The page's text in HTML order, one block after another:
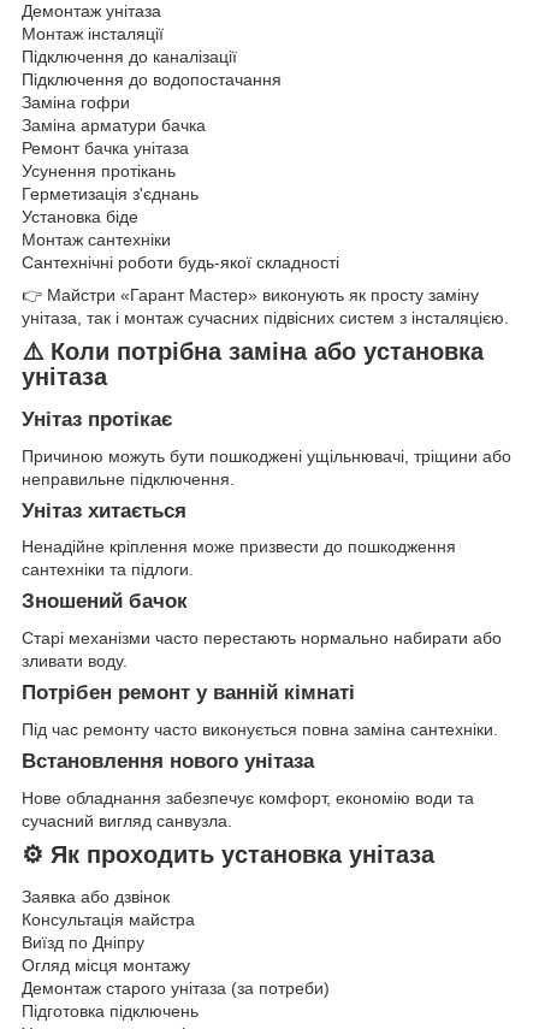
Демонтаж унітаза
Монтаж інсталяції
Підключення до каналізації
Підключення до водопостачання
Заміна гофри
Заміна арматури бачка
Ремонт бачка унітаза
Усунення протікань
Герметизація з'єднань
Установка біде
Монтаж сантехніки
Сантехнічні роботи будь-якої складності
👉 Майстри «Гарант Мастер» виконують як просту заміну
унітаза, так і монтаж сучасних підвісних систем з інсталяцією.
⚠️ Коли потрібна заміна або установка
унітаза
Унітаз протікає
Причиною можуть бути пошкоджені ущільнювачі, тріщини або
неправильне підключення.
Унітаз хитається
Ненадійне кріплення може призвести до пошкодження
сантехніки та підлоги.
Зношений бачок
Старі механізми часто перестають нормально набирати або
зливати воду.
Потрібен ремонт у ванній кімнаті
Під час ремонту часто виконується повна заміна сантехніки.
Встановлення нового унітаза
Нове обладнання забезпечує комфорт, економію води та
сучасний вигляд санвузла.
⚙️ Як проходить установка унітаза
Заявка або дзвінок
Консультація майстра
Виїзд по Дніпру
Огляд місця монтажу
Демонтаж старого унітаза (за потреби)
Підготовка підключень